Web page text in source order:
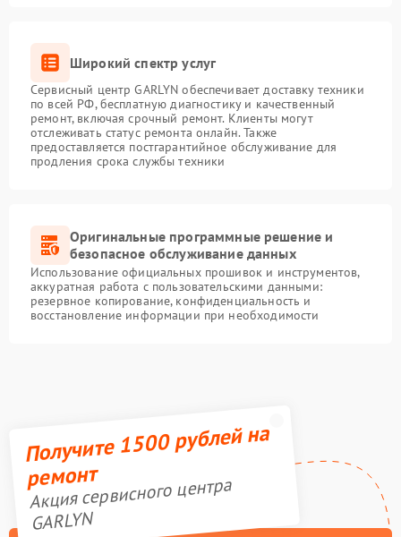
Широкий спектр услуг
Сервисный центр GARLYN обеспечивает доставку техники
по всей РФ, бесплатную диагностику и качественный
ремонт, включая срочный ремонт. Клиенты могут
отслеживать статус ремонта онлайн. Также
предоставляется постгарантийное обслуживание для
продления срока службы техники
Оригинальные программные решение и
безопасное обслуживание данных
Использование официальных прошивок и инструментов,
аккуратная работа с пользовательскими данными:
резервное копирование, конфиденциальность и
восстановление информации при необходимости
Получите 1500 рублей на
ремонт
Акция сервисного центра
GARLYN